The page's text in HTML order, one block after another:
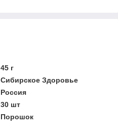
45 г
Сибирское Здоровье
Россия
30 шт
Порошок